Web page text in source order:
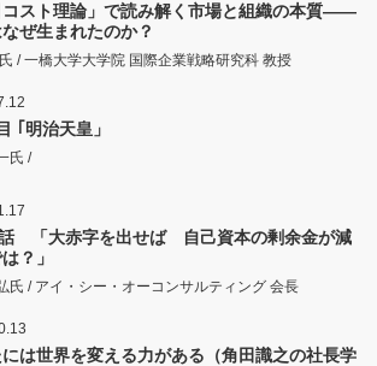
コスト理論」で読み解く市場と組織の本質――
ぜ生まれたのか？
/ 一橋大学大学院 国際企業戦略研究科 教授
｢明治天皇」
氏 /
「大赤字を出せば 自己資本の剰余金が減
？」
氏 / アイ・シー・オーコンサルティング 会長
は世界を変える力がある（角田識之の社長学